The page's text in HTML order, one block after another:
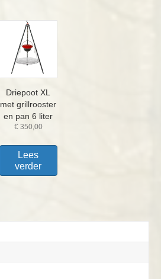
Driepoot XL
met grillrooster
en pan 6 liter
€350,00
Lees
verder